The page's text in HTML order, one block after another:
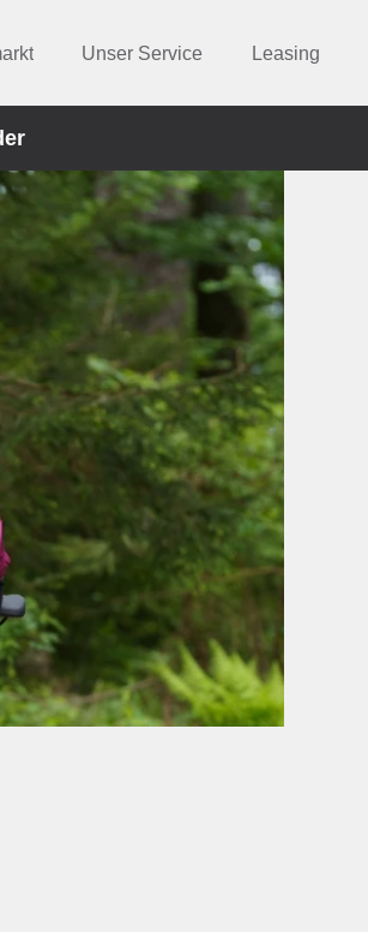
Unser Service Leasing